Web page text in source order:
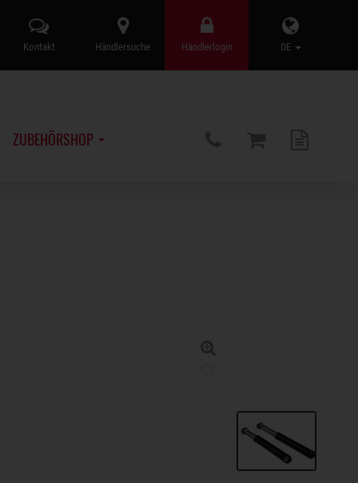
DE
Händlerlogin
Händlersuche
Kontakt
ZUBEHÖRSHOP